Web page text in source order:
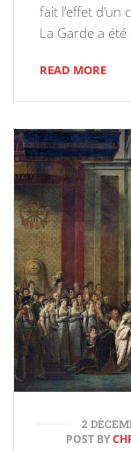
fait l’effet
La Garde a
READ MORE
2
POST BY